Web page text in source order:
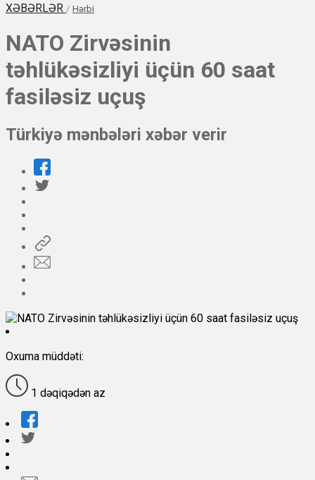
XƏBƏRLƏR / Hərbi
NATO Zirvəsinin
təhlükəsizliyi üçün 60 saat
fasiləsiz uçuş
Türkiyə mənbələri xəbər verir
Oxuma müddəti:
1 dəqiqədən az